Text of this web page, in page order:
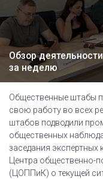
Обзор
за неделю
Общественные штабы
свою работу во всех
штабов подводили
общественных
заседания
Центра общественно-
(ЦОППиК) о текущей